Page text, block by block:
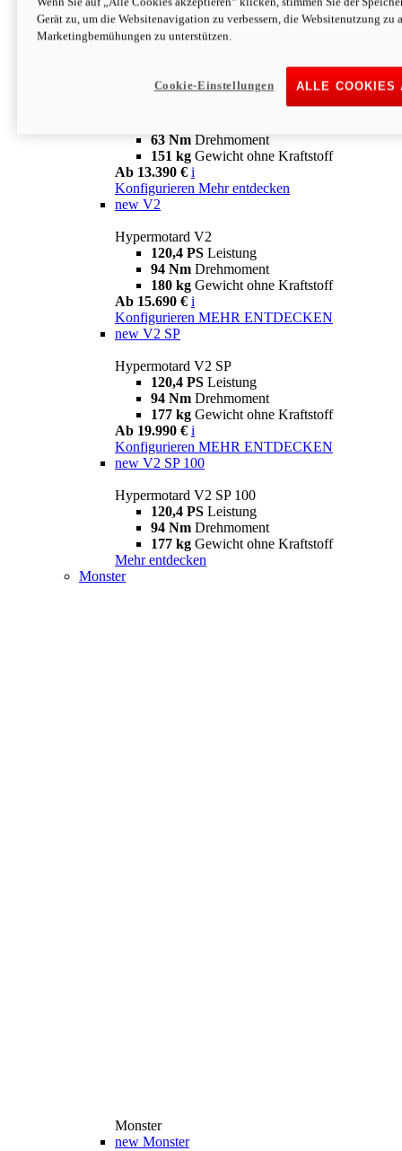
63 NmDrehmoment
151 kgGewicht ohne Kraftstoff
Ab 13.890 € i
63 Nm Drehmoment
151 kg Gewicht ohne Kraftstoff
Ab 13.390 € i
Konfigurieren Mehr entdecken
new V2
Hypermotard V2
120,4 PS Leistung
94 Nm Drehmoment
180 kg Gewicht ohne Kraftstoff
Ab 15.690 € i
Konfigurieren MEHR ENTDECKEN
new V2 SP
Hypermotard V2 SP
120,4 PS Leistung
94 Nm Drehmoment
177 kg Gewicht ohne Kraftstoff
Ab 19.990 € i
Konfigurieren MEHR ENTDECKEN
new V2 SP 100
Hypermotard V2 SP 100
120,4 PS Leistung
94 Nm Drehmoment
177 kg Gewicht ohne Kraftstoff
Mehr entdecken
Monster
Monster
new Monster
Gerät zu, um die Websitenavigation zu verbessern, die Websitenutzung zu
Marketingbemühungen zu unterstützen.
ALLE COOKIES
Cookie-Einstellungen